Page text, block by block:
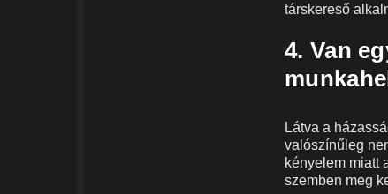
társkereső
4. Van
Látva a
valószínűleg
kényelem miatt
szemben meg